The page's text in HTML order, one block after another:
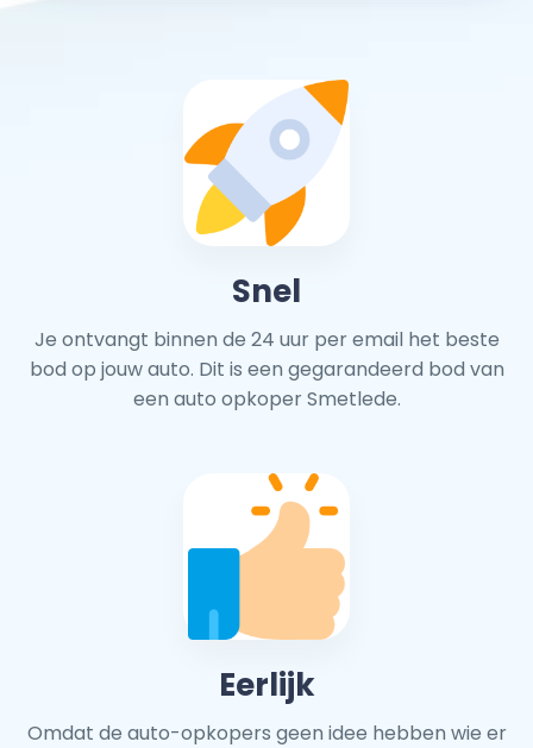
Snel
Je ontvangt binnen de 24 uur per email het beste
bod op jouw auto. Dit is een gegarandeerd bod van
een auto opkoper Smetlede.
Eerlijk
Omdat de auto-opkopers geen idee hebben wie er